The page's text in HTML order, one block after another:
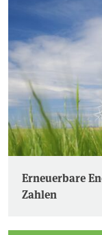
Erneuerbare
Zahlen